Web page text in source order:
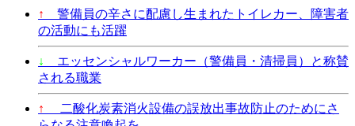
↑
警備員の辛さに配慮し生まれたトイレカー、障害者
の活動にも活躍
↓
エッセンシャルワーカー（警備員・清掃員）と称賛
される職業
↑
二酸化炭素消火設備の誤放出事故防止のためにさ